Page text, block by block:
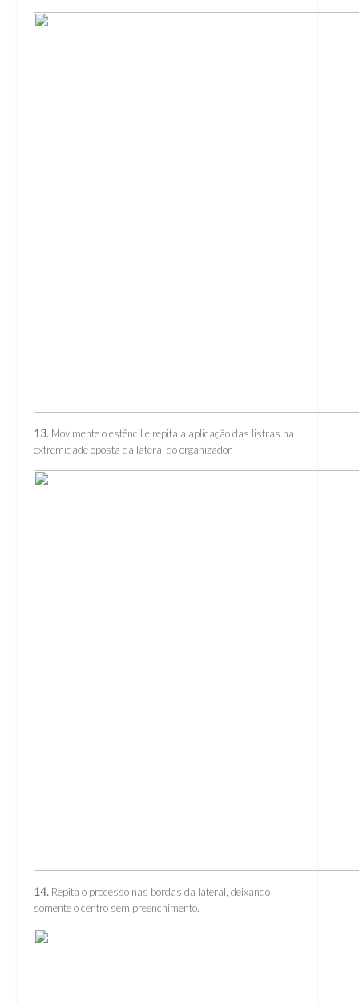
13. Movimente o estêncil e repita a aplicação das listras na
extremidade oposta da lateral do organizador.
14. Repita o processo nas bordas da lateral, deixando
somente o centro sem preenchimento.